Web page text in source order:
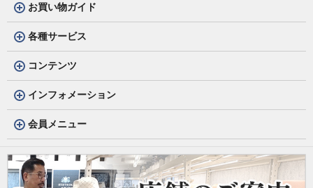
お買い物ガイド
各種サービス
コンテンツ
インフォメーション
会員メニュー